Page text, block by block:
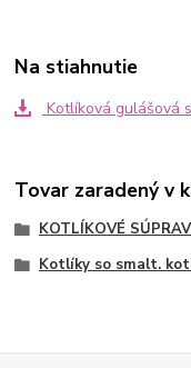
Na stiahnutie
Kotlíková gulášová
Tovar zaradený v
KOTLÍKOVÉ
Kotlíky so smalt.